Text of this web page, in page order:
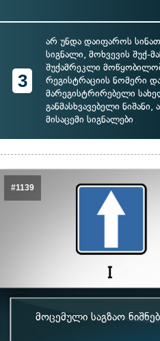
3
არ უნდა დაიფაროს
სიგნალი, მოხვევის შუქ-
შუქამრეკლი
რეგისტრაციის ნომერი
მარეგისტრირებელი
განმასხვავებელი
მისაცემი სიგნალები
#1139
მოცემული საგზაო